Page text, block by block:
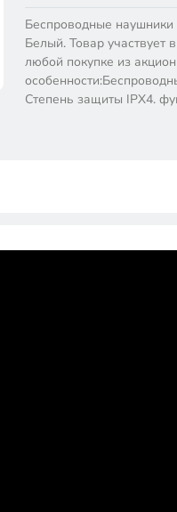
Беспроводные наушники
Белый. Товар участвует
любой покупке из
Степень защиты IPX4.